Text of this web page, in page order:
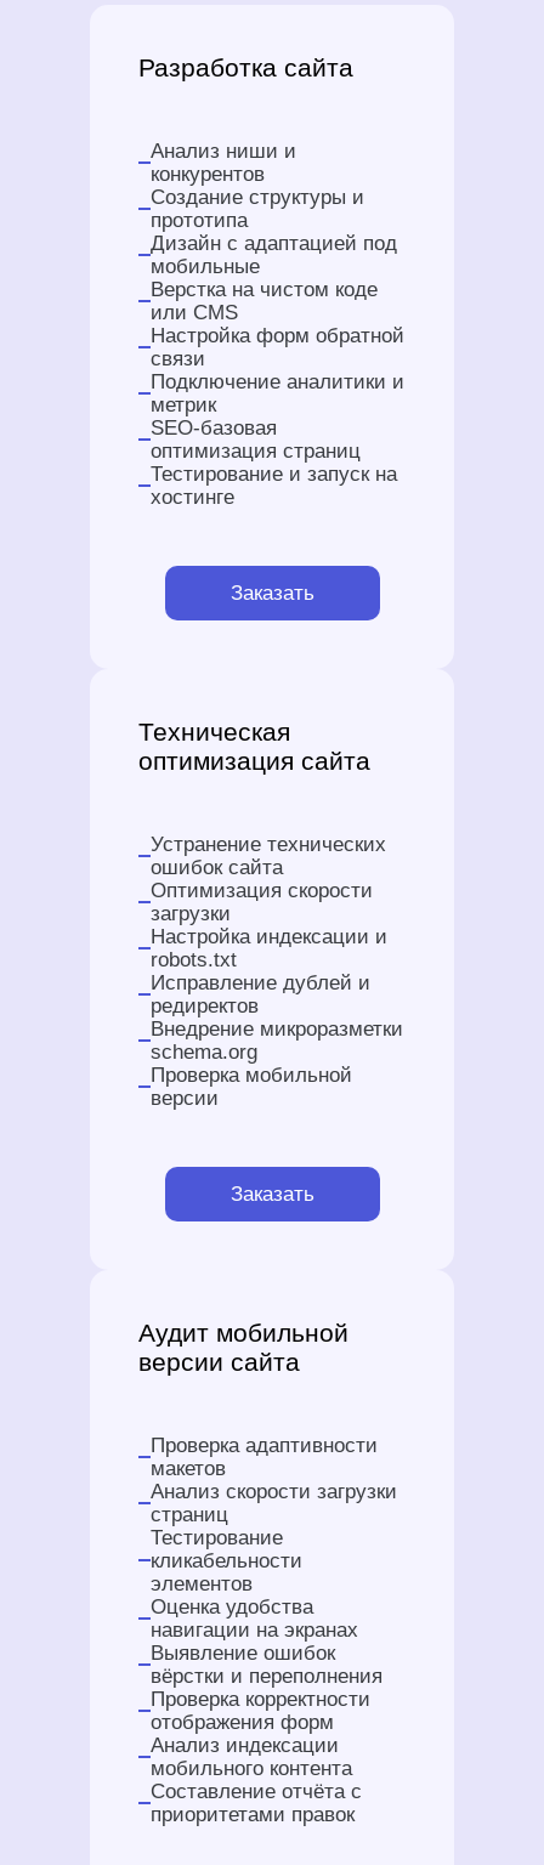
Разработка сайта
Анализ ниши и
конкурентов
Создание структуры и
прототипа
Дизайн с адаптацией под
мобильные
Верстка на чистом коде
или CMS
Настройка форм обратной
связи
Подключение аналитики и
метрик
SEO-базовая
оптимизация страниц
Тестирование и запуск на
хостинге
Заказать
Техническая
оптимизация сайта
Устранение технических
ошибок сайта
Оптимизация скорости
загрузки
Настройка индексации и
robots.txt
Исправление дублей и
редиректов
Внедрение микроразметки
schema.org
Проверка мобильной
версии
Заказать
Аудит мобильной
версии сайта
Проверка адаптивности
макетов
Анализ скорости загрузки
страниц
Тестирование
кликабельности
элементов
Оценка удобства
навигации на экранах
Выявление ошибок
вёрстки и переполнения
Проверка корректности
отображения форм
Анализ индексации
мобильного контента
Составление отчёта с
приоритетами правок